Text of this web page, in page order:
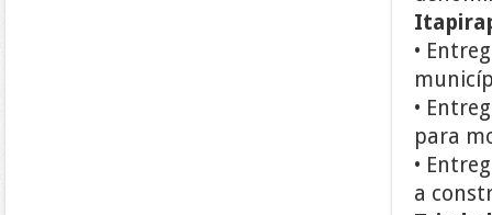
•
•
para
•
a